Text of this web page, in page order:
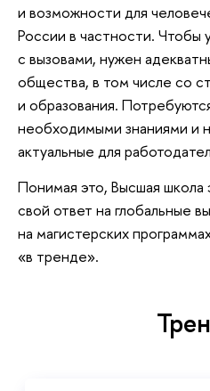
и возможности для
России в частности. Чтобы
с вызовами, нужен
общества, в том числе со
и образования.
необходимыми знаниями и
актуальные для
Понимая это, Высшая школа
свой ответ на глобальные
на магистерских
«в тренде».